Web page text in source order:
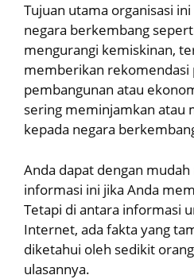
Tujuan utama organisasi
negara berkembang
mengurangi kemiskinan,
memberikan rekomendasi
pembangunan atau
sering meminjamkan atau
kepada negara
Anda dapat dengan
informasi ini jika Anda
Tetapi di antara informasi
Internet, ada fakta yang
diketahui oleh sedikit
ulasannya.